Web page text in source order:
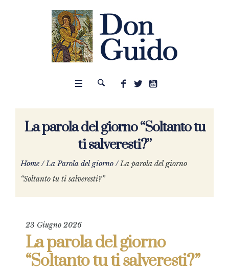
La parola del giorno “Soltanto tu
ti salveresti?”
Home /La Parola del giorno /La parola del giorno
“Soltanto tu ti salveresti?”
23 Giugno 2026
La parola del giorno
“Soltanto tu ti salveresti?”